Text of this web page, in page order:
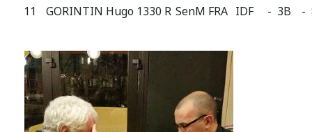
11
GORINTIN Hugo 1330 R SenM FRA IDF - 3B -